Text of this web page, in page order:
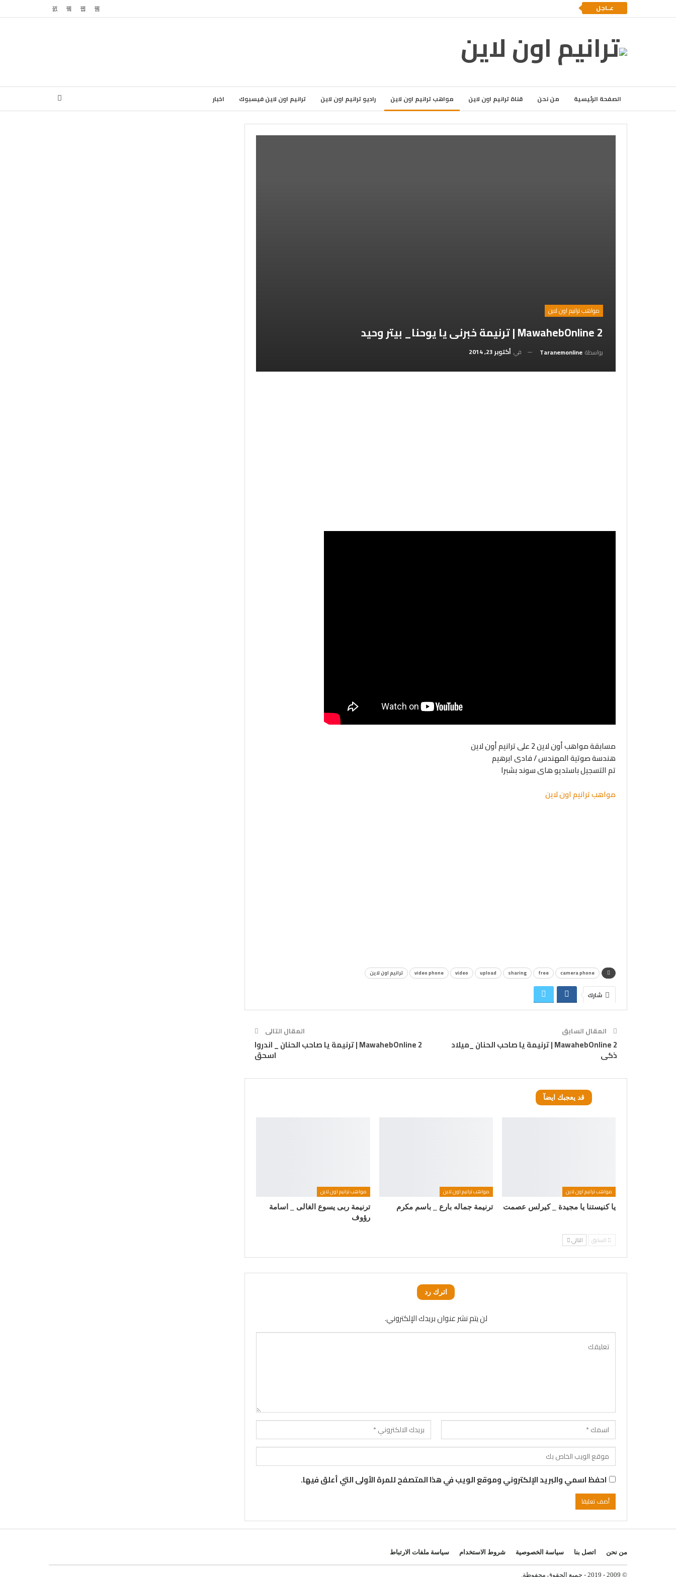
عــاجل
الصفحة الرئيسية من نحن قناة ترانيم اون لاين مواهب ترانيم اون لاين راديو ترانيم اون لاين ترانيم اون لاين فيسبوك اخبار
مواهب ترانيم اون لاين
MawahebOnline 2 | ترنيمة خبرنى يا يوحنا_ بيتر وحيد
بواسطة Taranemonline في أكتوبر 23, 2014
مسابقة مواهب أون لاين 2 على ترانيم أون لاين
هندسة صوتية المهندس / فادى ابرهيم
تم التسجيل باستديو هاى سوند بشبرا
مواهب ترانيم اون لاين
camera phone
free
sharing
upload
video
video phone ترانيم اون لاين
شارك
المقال السابق
MawahebOnline 2 | ترنيمة يا صاحب الحنان _ميلاد
ذكى
المقال التالى
MawahebOnline 2 | ترنيمة يا صاحب الحنان _ اندروا
اسحق
قد يعجبك ايضآ
مواهب ترانيم اون لاين
يا كنيستنا يا مجيدة _ كيرلس عصمت
مواهب ترانيم اون لاين
ترنيمة جماله بارع _ باسم مكرم
مواهب ترانيم اون لاين
ترنيمة ربى يسوع الغالى _ اسامة
رؤوف
السابق التالي
اترك رد
لن يتم نشر عنوان بريدك الإلكتروني.
احفظ اسمي والبريد الإلكتروني وموقع الويب في هذا المتصفح للمرة الأولى التي أعلق فيها.
من نحن اتصل بنا سياسة الخصوصية شروط الاستخدام سياسة ملفات الارتباط
© 2009 - 2019 - جميع الحقوق محفوظة.